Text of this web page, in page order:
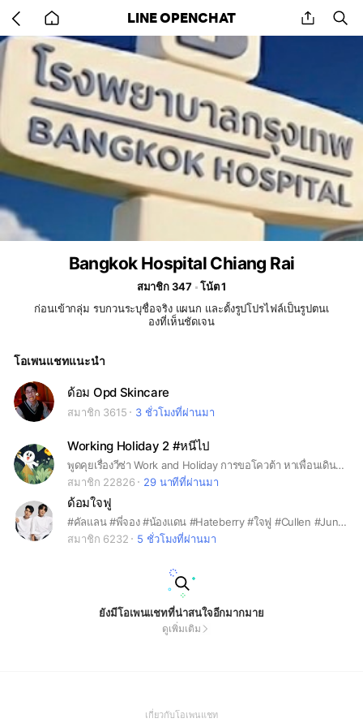
back
to
home
LINE OPENCHAT share
Bangkok Hospital Chiang Rai
สมาชิก 347
โน้ต 1
ก่อนเข้ากลุ่ม รบกวนระบุชื่อจริง แผนก และตั้งรูปโปรไฟล์เป็นรูปตนเ
องที่เห็นชัดเจน
โอเพนแชทแนะนำ
ด้อม Opd Skincare
สมาชิก 3615 3 ชั่วโมงที่ผ่านมา
Working Holiday 2 #หนีไป
พูดคุยเรื่องวีซ่า Work and Holiday การขอโควต้า หาเพื่อนเดินทางและการใช้ชีวิตในออสเตรเลีย
สมาชิก 22826
29 นาทีที่ผ่านมา
ด้อมใจฟู
#คัลแลน #พี่จอง #น้องแดน #Hateberry #ใจฟู #Cullen #Jung [บ้านแฟนคลับไม่ใช่ตัวจริง]
สมาชิก 6232
5 ชั่วโมงที่ผ่านมา
ยังมีโอเพนแชทที่น่าสนใจอีกมากมาย
ดูเพิ่มเติม
เกี่ยวกับโอเพนแชท(Open